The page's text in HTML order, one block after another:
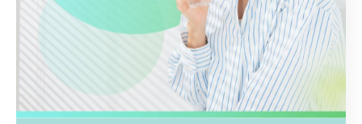
ウォーターサーバー
ウォーターサーバー・水道直結
サウナハット
マッサージチェア 最高峰